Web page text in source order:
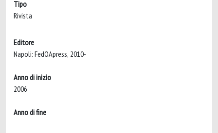
Tipo
Rivista
Editore
Anno di inizio
Anno di fine